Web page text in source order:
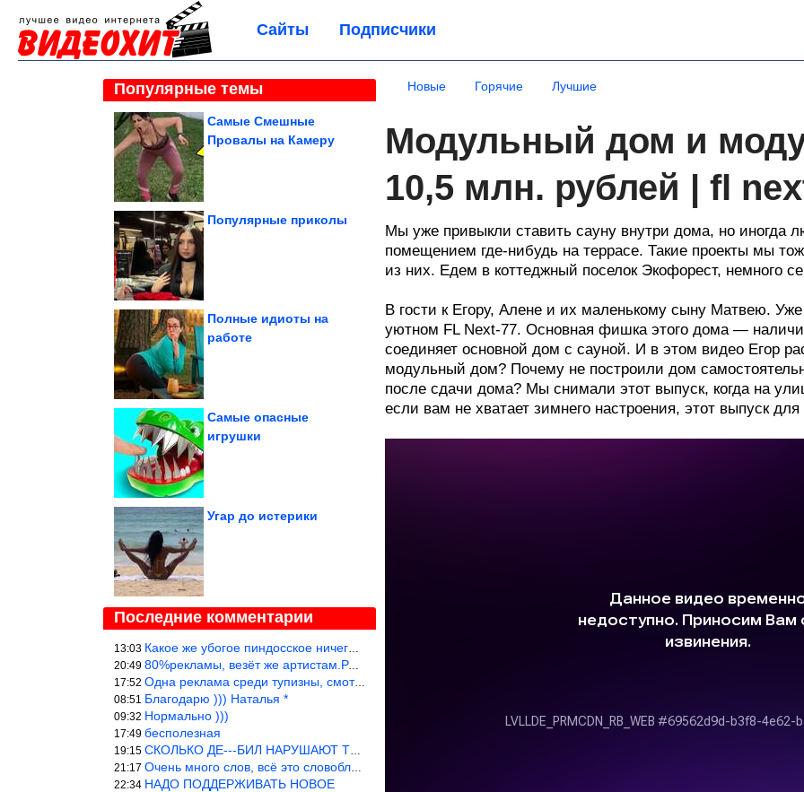
Сайты Подписчики
Популярные темы
Самые Смешные
Провалы на Камеру
Популярные приколы
Полные идиоты на
работе
Самые опасные
игрушки
Угар до истерики
Последние комментарии
13:03 Какое же убогое пиндосское ничего. Наташ, и не стыдно такую фигн
20:49 80%рекламы, везёт же артистам.Режиссёры, сценаристы вы где или к
17:52 Одна реклама среди тупизны, смотреть невозможно.
08:51 Благодарю ))) Наталья *
09:32 Нормально )))
17:49 бесполезная
19:15 СКОЛЬКО ДЕ---БИЛ НАРУШАЮТ ТЕХНИКУ БЕЗОПАСНОСТИ
21:17 Очень много слов, всё это словоблудие можно было уложить в 1 мин
22:34 НАДО ПОДДЕРЖИВАТЬ НОВОЕ
Новые Горячие Лучшие
Модульный дом и
10,5 млн. рублей | fl
Мы уже привыкли ставить сауну внутри дома, но иногда
помещением где-нибудь на террасе. Такие проекты мы
из них. Едем в коттеджный поселок Экофорест, немного
В гости к Егору, Алене и их маленькому сыну Матвею.
уютном FL Next-77. Основная фишка этого дома —
соединяет основной дом с сауной. И в этом видео Егор
модульный дом? Почему не построили дом
после сдачи дома? Мы снимали этот выпуск, когда на
если вам не хватает зимнего настроения, этот выпуск для